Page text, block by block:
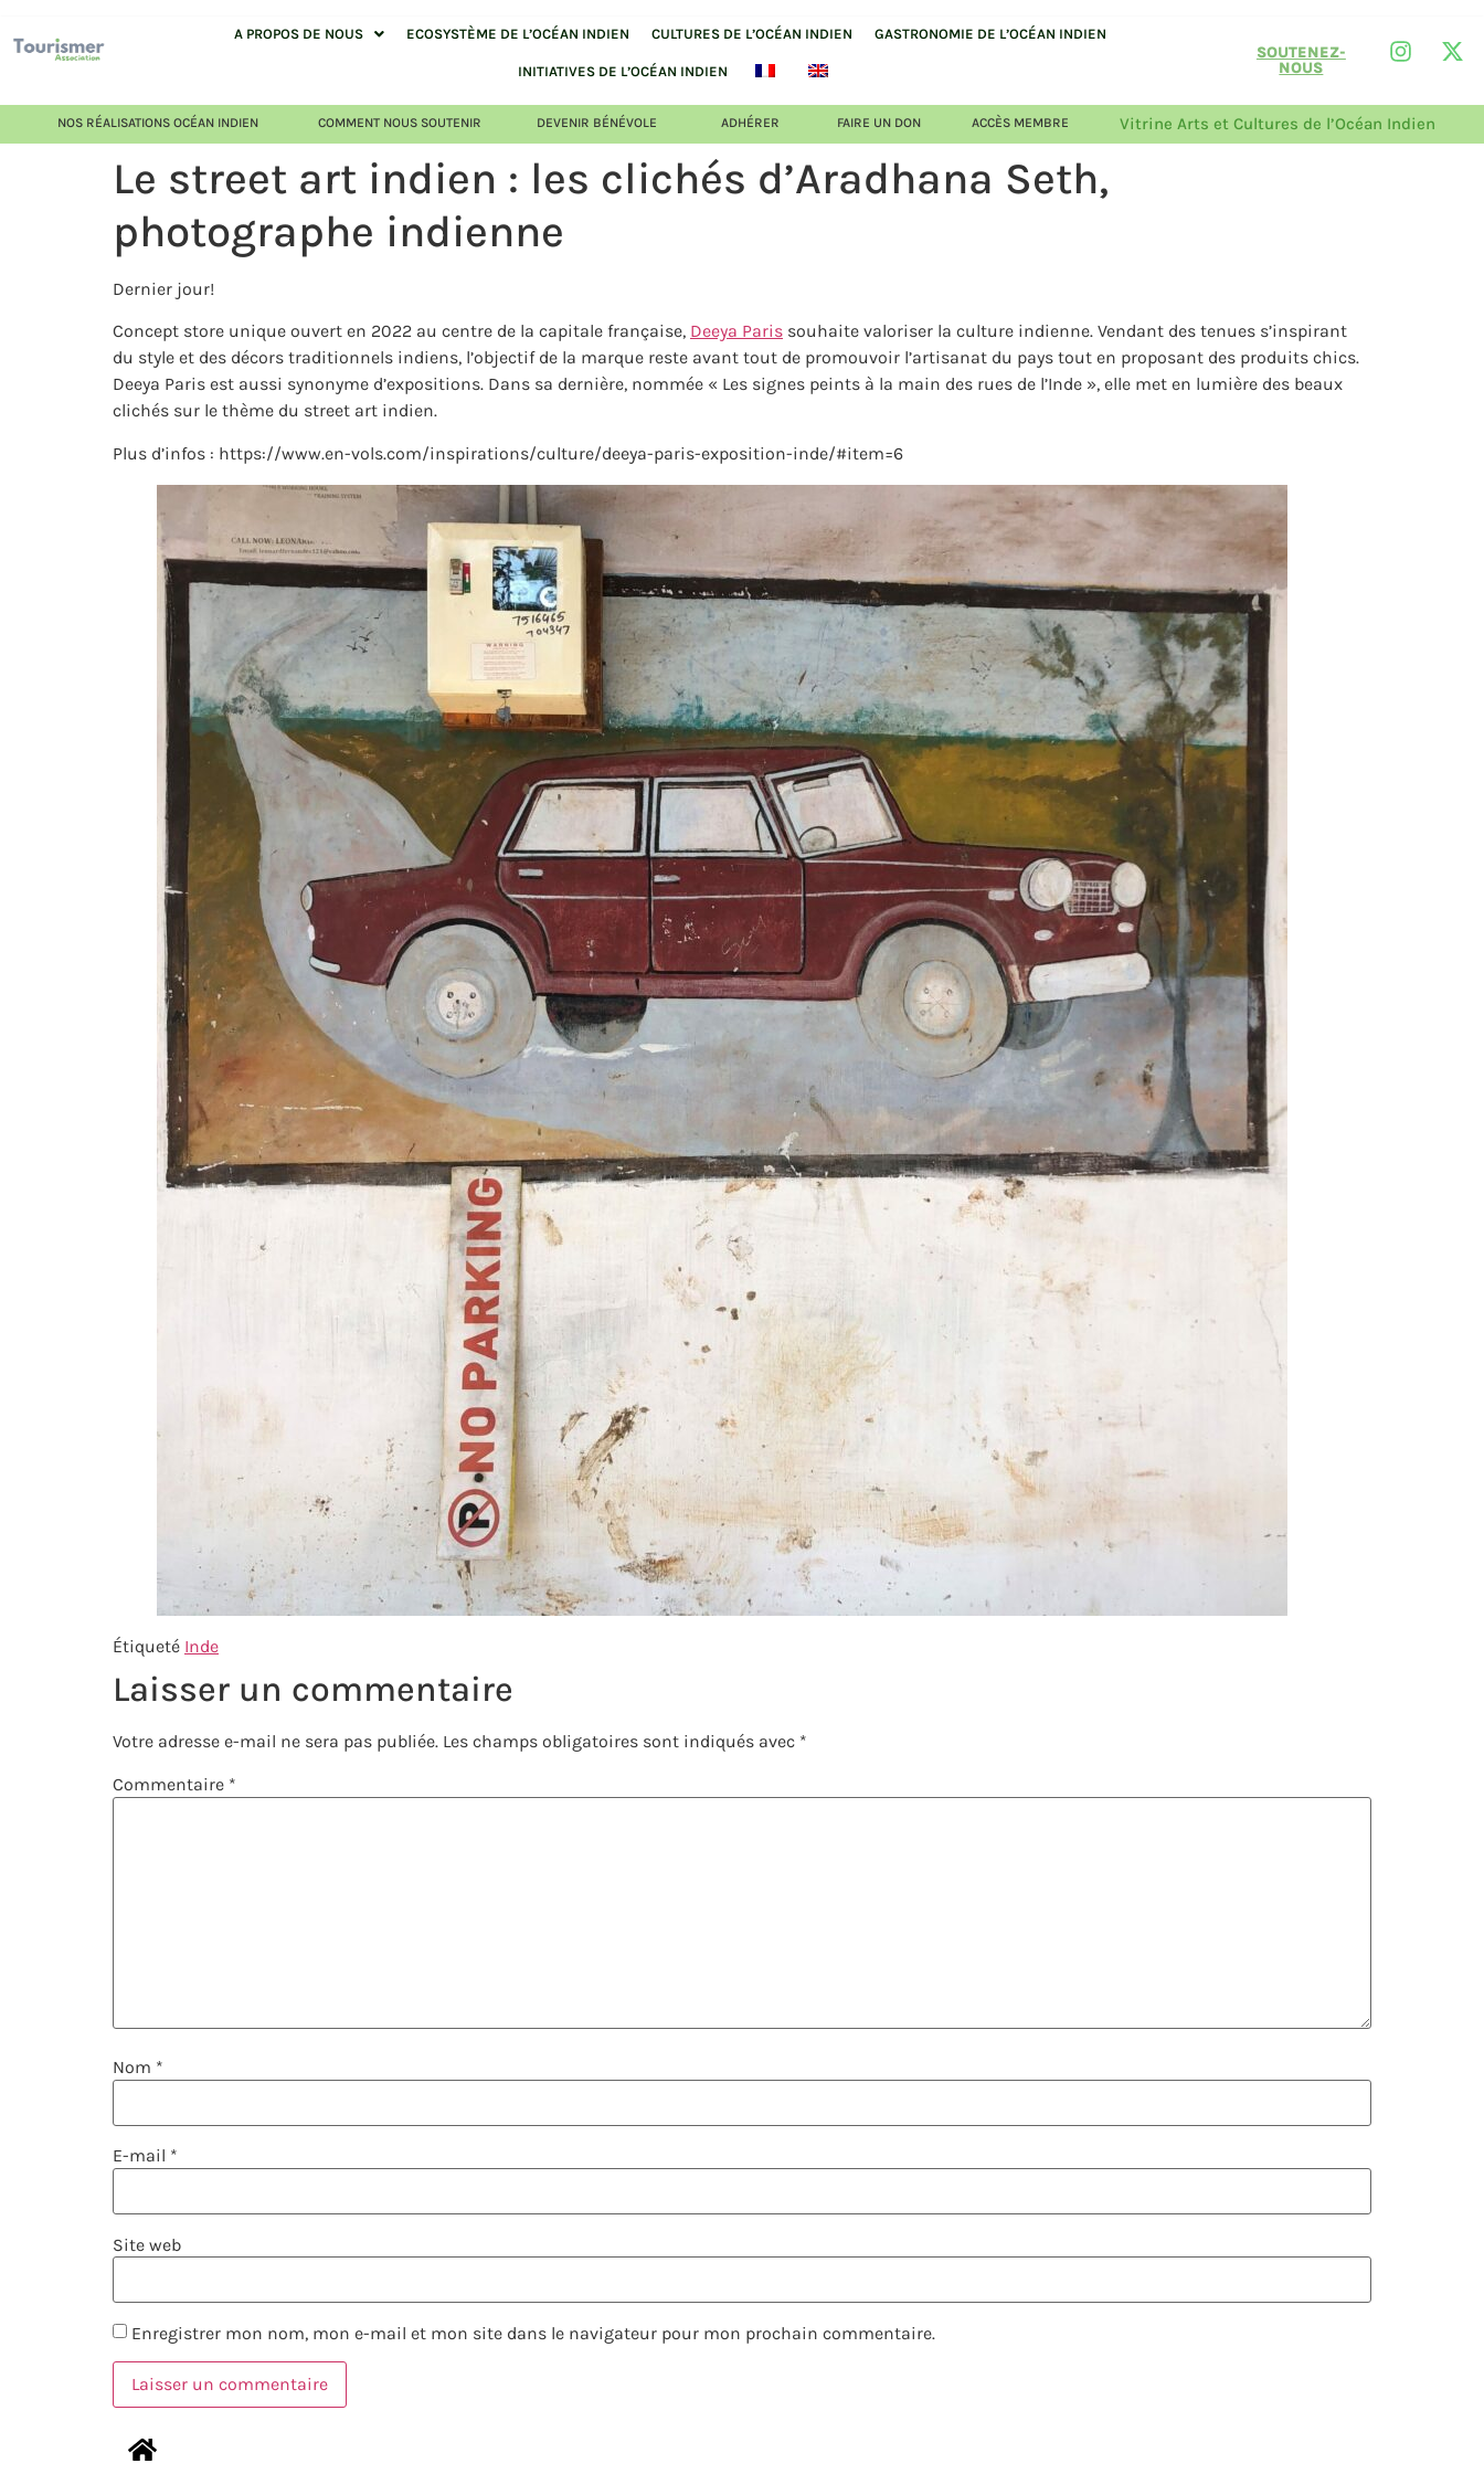
A PROPOS DE NOUS ECOSYSTÈME DE L’OCÉAN INDIEN CULTURES DE L’OCÉAN INDIEN GASTRONOMIE DE L’OCÉAN INDIEN
INITIATIVES DE L’OCÉAN INDIEN
SOUTENEZ-
NOUS
NOS RÉALISATIONS OCÉAN INDIEN COMMENT NOUS SOUTENIR DEVENIR BÉNÉVOLE ADHÉRER FAIRE UN DON ACCÈS MEMBRE Vitrine Arts et Cultures de l’Océan Indien
Le street art indien : les clichés d’Aradhana Seth,
photographe indienne
Dernier jour!
Concept store unique ouvert en 2022 au centre de la capitale française, Deeya Paris souhaite valoriser la culture indienne. Vendant des tenues s’inspirant
du style et des décors traditionnels indiens, l’objectif de la marque reste avant tout de promouvoir l’artisanat du pays tout en proposant des produits chics.
Deeya Paris est aussi synonyme d’expositions. Dans sa dernière, nommée « Les signes peints à la main des rues de l’Inde », elle met en lumière des beaux
clichés sur le thème du street art indien.
Plus d’infos : https://www.en-vols.com/inspirations/culture/deeya-paris-exposition-inde/#item=6
Étiqueté Inde
Laisser un commentaire
Votre adresse e-mail ne sera pas publiée. Les champs obligatoires sont indiqués avec *
Commentaire *
Nom *
E-mail *
Site web
Enregistrer mon nom, mon e-mail et mon site dans le navigateur pour mon prochain commentaire.